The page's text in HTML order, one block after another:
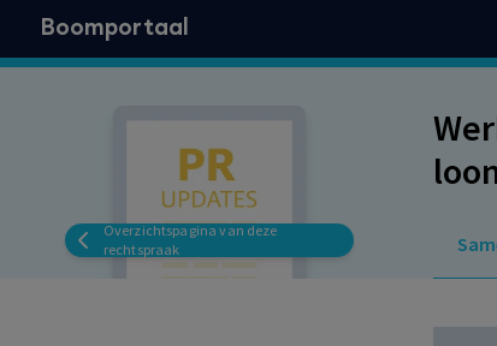
Boomportaal
Overzichtspagina van deze
rechtspraak